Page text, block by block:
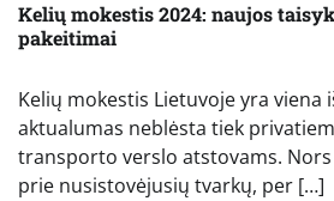
Kelių mokestis 2024: naujos
pakeitimai
Kelių mokestis Lietuvoje yra viena
aktualumas neblėsta tiek
transporto verslo atstovams.
prie nusistovėjusių tvarkų, per […]